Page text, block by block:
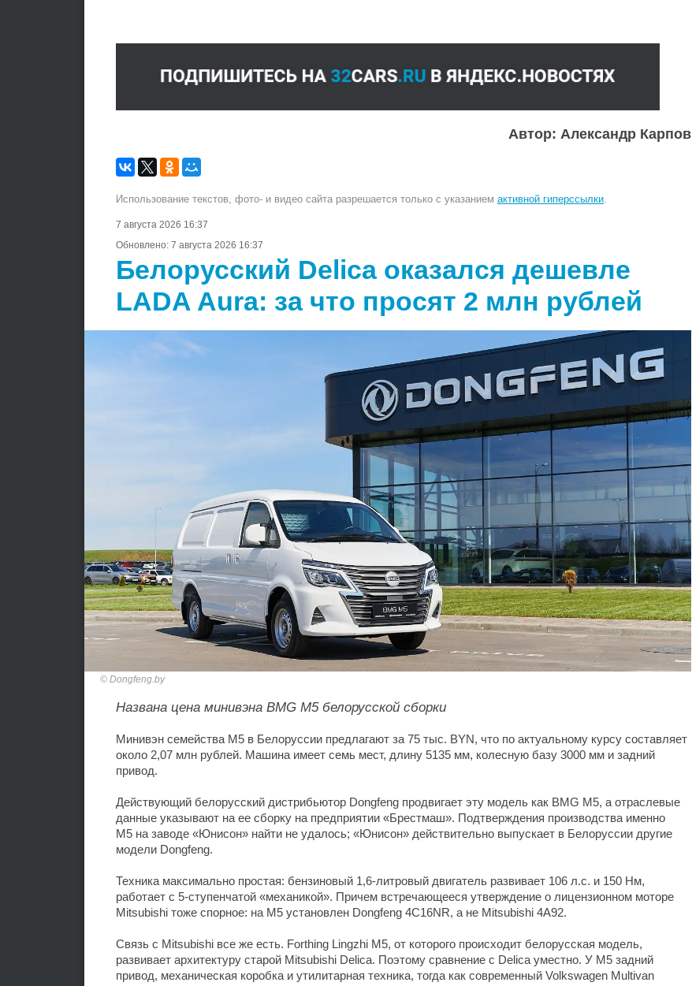
Автор: Александр Карпов
Использование текстов, фото- и видео сайта разрешается только с указанием активной гиперссылки.
7 августа 2026 16:37
Обновлено: 7 августа 2026 16:37
Белорусский Delica оказался дешевле
LADA Aura: за что просят 2 млн рублей
Dongfeng.by
Названа цена минивэна BMG M5 белорусской сборки
Минивэн семейства M5 в Белоруссии предлагают за 75 тыс. BYN, что по актуальному курсу составляет
около 2,07 млн рублей. Машина имеет семь мест, длину 5135 мм, колесную базу 3000 мм и задний
привод.
Действующий белорусский дистрибьютор Dongfeng продвигает эту модель как BMG M5, а отраслевые
данные указывают на ее сборку на предприятии «Брестмаш». Подтверждения производства именно
M5 на заводе «Юнисон» найти не удалось; «Юнисон» действительно выпускает в Белоруссии другие
модели Dongfeng.
Техника максимально простая: бензиновый 1,6-литровый двигатель развивает 106 л.с. и 150 Нм,
работает с 5-ступенчатой «механикой». Причем встречающееся утверждение о лицензионном моторе
Mitsubishi тоже спорное: на M5 установлен Dongfeng 4C16NR, а не Mitsubishi 4A92.
Связь с Mitsubishi все же есть. Forthing Lingzhi M5, от которого происходит белорусская модель,
развивает архитектуру старой Mitsubishi Delica. Поэтому сравнение с Delica уместно. У M5 задний
привод, механическая коробка и утилитарная техника, тогда как современный Volkswagen Multivan